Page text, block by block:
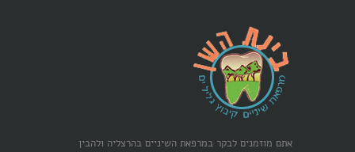
אתם מוזמנים לבקר במרפאת השיניים בהרצליה ולהבין